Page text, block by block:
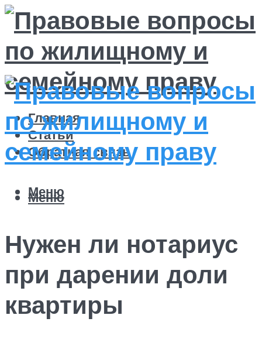
Главная
Статьи
Обратная связь
Меню
Меню
Нужен ли нотариус
при дарении доли
квартиры